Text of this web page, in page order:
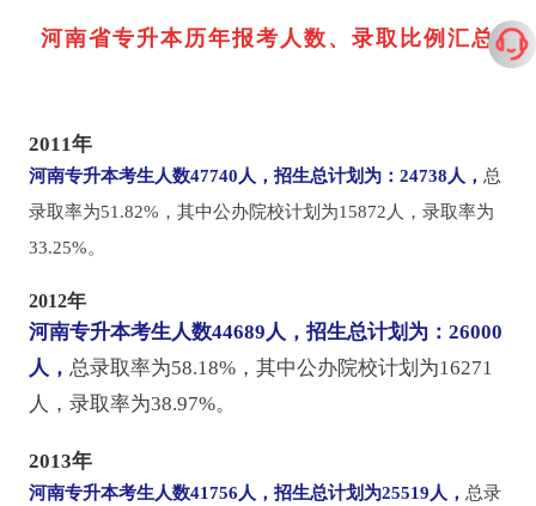
河南省专升本历年报考人数、录取比例汇总
2011年
河南专升本考生人数47740人， 招生总计划为：24738人， 总
录取率为51.82%，其中公办院校计划为15872人，录取率为
33.25%。
2012年
河南专升本考生人数44689人，招生总计划为：26000
人， 总录取率为58.18%，其中公办院校计划为16271
人，录取率为38.97%。
2013年
河南专升本考生人数41756人，招生总计划为25519人， 总录